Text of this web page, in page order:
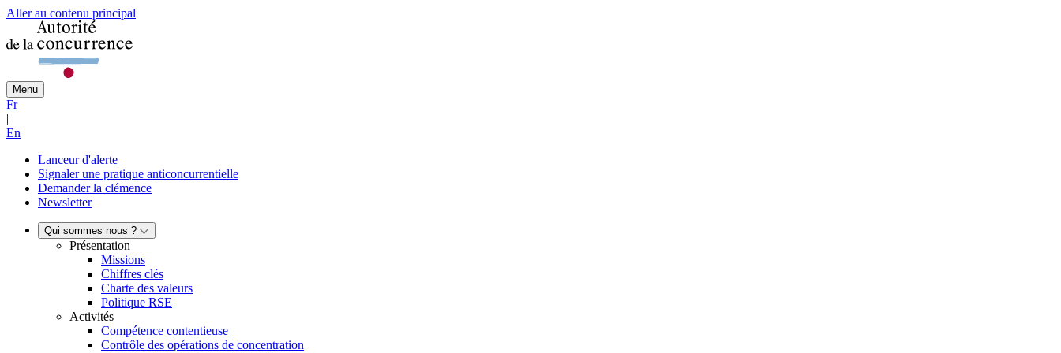
Aller au contenu principal
Menu
Fr
|
En
Lanceur d'alerte
Signaler une pratique anticoncurrentielle
Demander la clémence
Newsletter
Qui sommes nous ?
Présentation
Missions
Chiffres clés
Charte des valeurs
Politique RSE
Activités
Compétence contentieuse
Contrôle des opérations de concentration